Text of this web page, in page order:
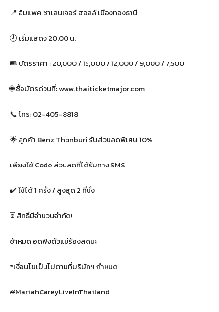
📍 อิมแพค ชาเลนเจอร์ ฮอลล์ เมืองทองธานี
🕗 เริ่มแสดง 20.00 น.
🎟️ บัตรราคา : 20,000 / 15,000 / 12,000 / 9,000 / 7,500
🌐 ซื้อบัตรด่วนที่: www.thaiticketmajor.com
📞 โทร: 02-405-8818
🌟 ลูกค้า Benz Thonburi รับส่วนลดพิเศษ 10%
เพียงใช้ Code ส่วนลดที่ได้รับทาง SMS
✔️ ใช้ได้ 1 ครั้ง / สูงสุด 2 ที่นั่ง
⏳ สิทธิ์มีจำนวนจำกัด!
ช้าหมด อดฟังตัวแม่ร้องสดนะ
*เงื่อนไขเป็นไปตามที่บริษัทฯ กำหนด
#MariahCareyLiveInThailand